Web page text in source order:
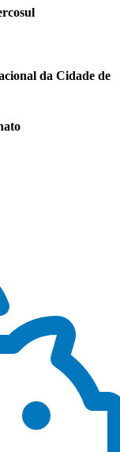
da Cidade de